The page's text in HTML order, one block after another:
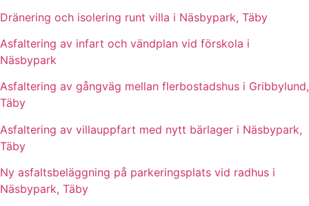
Dränering och isolering runt villa i Näsbypark, Täby
Asfaltering av infart och vändplan vid förskola i
Näsbypark
Asfaltering av gångväg mellan flerbostadshus i Gribbylund,
Täby
Asfaltering av villauppfart med nytt bärlager i Näsbypark,
Täby
Ny asfaltsbeläggning på parkeringsplats vid radhus i
Näsbypark, Täby